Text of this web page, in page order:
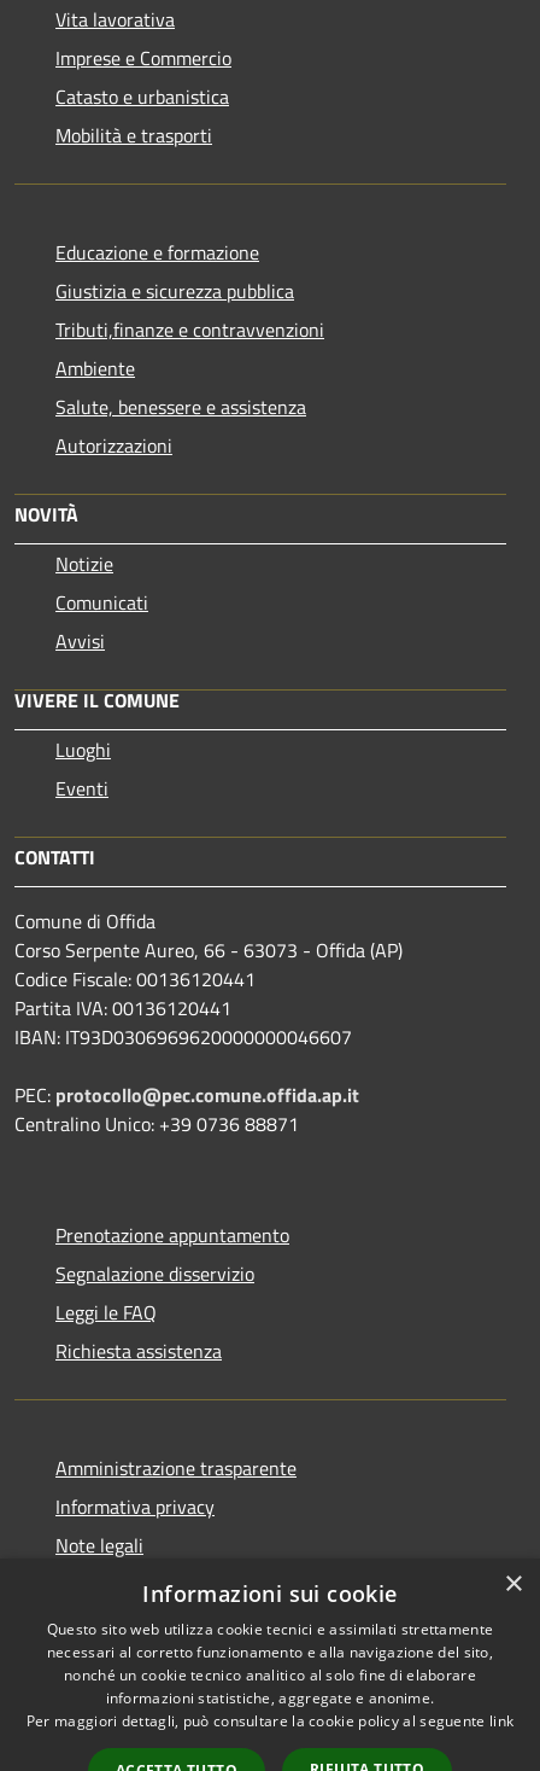
Vita lavorativa
Imprese e Commercio
Catasto e urbanistica
Mobilità e trasporti
Educazione e formazione
Giustizia e sicurezza pubblica
Tributi,finanze e contravvenzioni
Ambiente
Salute, benessere e assistenza
Autorizzazioni
NOVITÀ
Notizie
Comunicati
Avvisi
VIVERE IL COMUNE
Luoghi
Eventi
CONTATTI
Comune di Offida
Corso Serpente Aureo, 66 - 63073 - Offida (AP)
Codice Fiscale: 00136120441
Partita IVA: 00136120441
IBAN: IT93D0306969620000000046607
PEC: protocollo@pec.comune.offida.ap.it
Centralino Unico: +39 0736 88871
Prenotazione appuntamento
Segnalazione disservizio
Leggi le FAQ
Richiesta assistenza
Amministrazione trasparente
Informativa privacy
Note legali
Dichiarazione di accessibilità
Accessibilità
Copyright © 2026 • Comune di
Offida • Powered by
Municipium• Accesso
×
Informazioni sui cookie
Questo sito web utilizza cookie tecnici e assimilati strettamente
necessari al corretto funzionamento e alla navigazione del sito,
nonché un cookie tecnico analitico al solo fine di elaborare
informazioni statistiche, aggregate e anonime.
Per maggiori dettagli, può consultare la cookie policy al seguente link